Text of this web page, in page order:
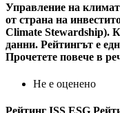
Управление на
от страна на
Climate Stewardship).
данни. Рейтингът е
Прочетете повече в
Не е оценено